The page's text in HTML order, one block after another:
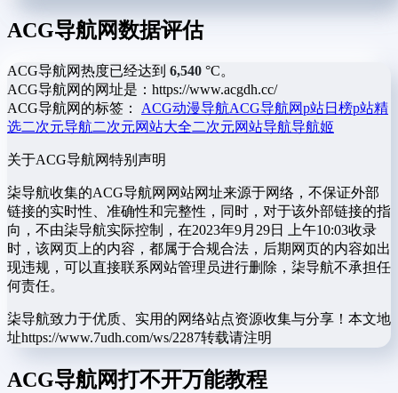
ACG导航网数据评估
ACG导航网热度已经达到 6,540 °C。
ACG导航网的网址是：https://www.acgdh.cc/
ACG导航网的标签： ACG动漫导航ACG导航网p站日榜p站精
选二次元导航二次元网站大全二次元网站导航导航姬
关于ACG导航网特别声明
柒导航收集的ACG导航网网站网址来源于网络，不保证外部
链接的实时性、准确性和完整性，同时，对于该外部链接的指
向，不由柒导航实际控制，在2023年9月29日 上午10:03收录
时，该网页上的内容，都属于合规合法，后期网页的内容如出
现违规，可以直接联系网站管理员进行删除，柒导航不承担任
何责任。
柒导航致力于优质、实用的网络站点资源收集与分享！ 本文地
址https://www.7udh.com/ws/2287转载请注明
ACG导航网打不开万能教程